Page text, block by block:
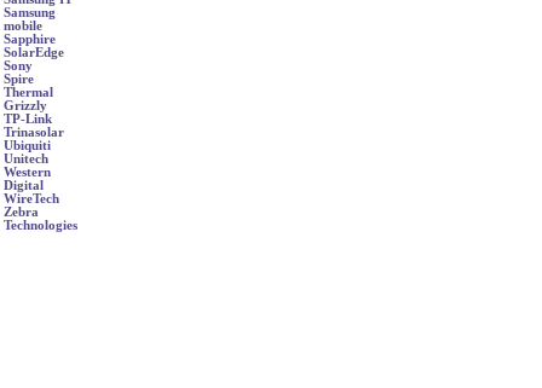
Samsung
mobile
Sapphire
SolarEdge
Sony
Spire
Thermal
Grizzly
TP-Link
Trinasolar
Ubiquiti
Unitech
Western
Digital
WireTech
Zebra
Technologies